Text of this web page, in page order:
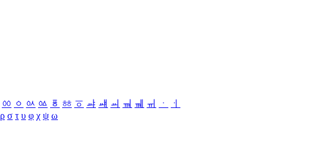
ㆀ ㆁ ㆂ ㆃ ㆄ ㆅ ㆆ ㆇ ㆈ ㆉ ㆊ ㆋ ㆌ ㆍ
ㆎ
ρ σ τ υ φ χ ψ ω